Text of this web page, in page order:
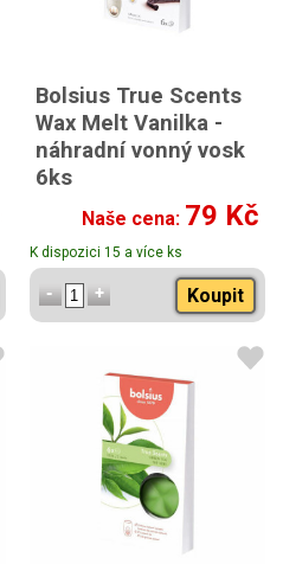
Bolsius True Scents
Wax Melt Vanilka -
náhradní vonný vosk
6ks
Naše cena: 79 Kč
K dispozici 15 a více ks
Koupit